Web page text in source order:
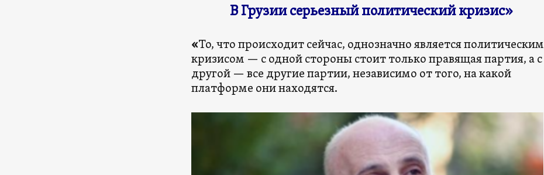
В Грузии серьезный политический кризис»
«То, что происходит сейчас, однозначно является политическим
кризисом — с одной стороны стоит только правящая партия, а с
другой — все другие партии, независимо от того, на какой
платформе они находятся.